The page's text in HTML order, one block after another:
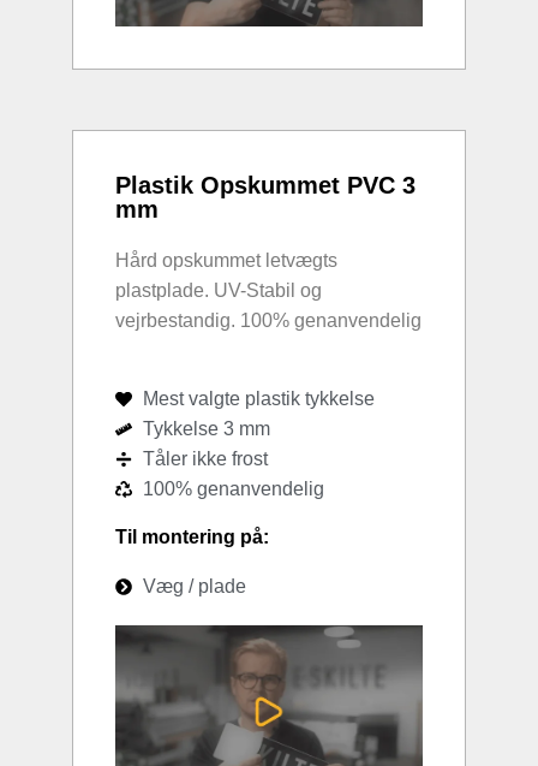
Plastik Opskummet PVC 3
mm
Hård opskummet letvægts
plastplade. UV-Stabil og
vejrbestandig. 100% genanvendelig
Mest valgte plastik tykkelse
Tykkelse 3 mm
Tåler ikke frost
100% genanvendelig
Til montering på:
Væg / plade